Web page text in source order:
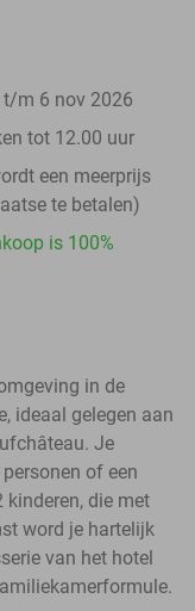
m 6 nov 2026
tot 12.00 uur
een meerprijs
te betalen)
is 100%
in de
ideaal gelegen aan
Je
of een
die met
word je hartelijk
van het hotel